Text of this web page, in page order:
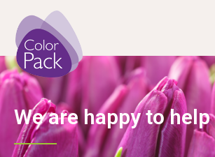
We are happy to help